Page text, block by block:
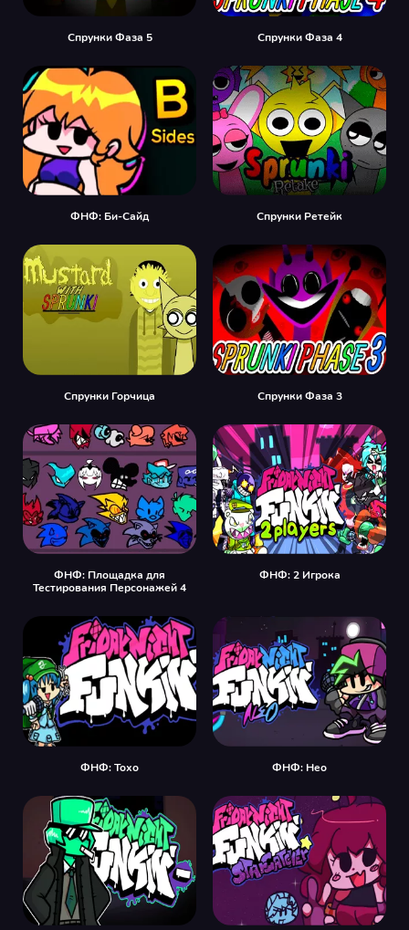
Спрунки Фаза 5 Спрунки Фаза 4
ФНФ: Би-Сайд Спрунки Ретейк
Спрунки Горчица Спрунки Фаза 3
ФНФ: Площадка для
Тестирования Персонажей 4
ФНФ: 2 Игрока
ФНФ: Тохо ФНФ: Нео